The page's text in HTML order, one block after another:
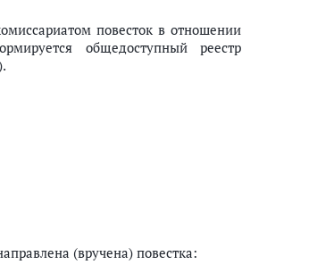
повесток в отношении
общедоступный реестр
(вручена) повестка: